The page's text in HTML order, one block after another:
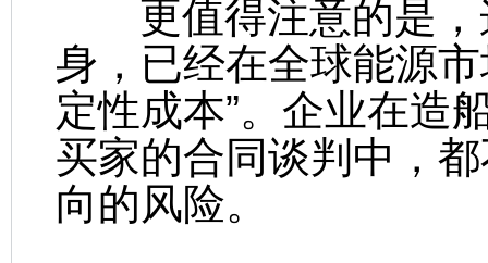
更值得注意的是，
身，已经在全球能源
定性成本”。企业在造
买家的合同谈判中，
向的风险。